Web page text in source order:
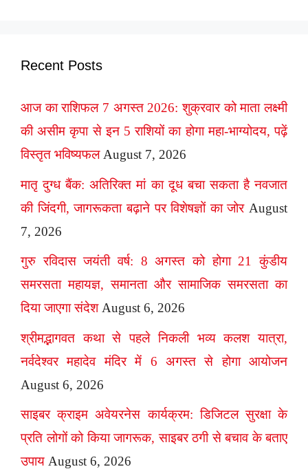
Recent Posts
आज का राशिफल 7 अगस्त 2026: शुक्रवार को माता लक्ष्मी
की असीम कृपा से इन 5 राशियों का होगा महा-भाग्योदय, पढ़ें
विस्तृत भविष्यफल August 7, 2026
मातृ दुग्ध बैंक: अतिरिक्त मां का दूध बचा सकता है नवजात
की जिंदगी, जागरूकता बढ़ाने पर विशेषज्ञों का जोर August
7, 2026
गुरु रविदास जयंती वर्ष: 8 अगस्त को होगा 21 कुंडीय
समरसता महायज्ञ, समानता और सामाजिक समरसता का
दिया जाएगा संदेश August 6, 2026
श्रीमद्भागवत कथा से पहले निकली भव्य कलश यात्रा,
नर्वदेश्वर महादेव मंदिर में 6 अगस्त से होगा आयोजन
August 6, 2026
साइबर क्राइम अवेयरनेस कार्यक्रम: डिजिटल सुरक्षा के
प्रति लोगों को किया जागरूक, साइबर ठगी से बचाव के बताए
उपाय August 6, 2026